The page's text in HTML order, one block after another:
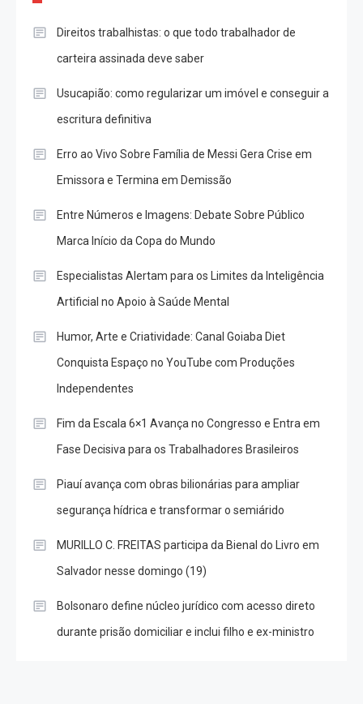
Direitos trabalhistas: o que todo trabalhador de
carteira assinada deve saber
Usucapião: como regularizar um imóvel e conseguir a
escritura definitiva
Erro ao Vivo Sobre Família de Messi Gera Crise em
Emissora e Termina em Demissão
Entre Números e Imagens: Debate Sobre Público
Marca Início da Copa do Mundo
Especialistas Alertam para os Limites da Inteligência
Artificial no Apoio à Saúde Mental
Humor, Arte e Criatividade: Canal Goiaba Diet
Conquista Espaço no YouTube com Produções
Independentes
Fim da Escala 6×1 Avança no Congresso e Entra em
Fase Decisiva para os Trabalhadores Brasileiros
Piauí avança com obras bilionárias para ampliar
segurança hídrica e transformar o semiárido
MURILLO C. FREITAS participa da Bienal do Livro em
Salvador nesse domingo (19)
Bolsonaro define núcleo jurídico com acesso direto
durante prisão domiciliar e inclui filho e ex-ministro